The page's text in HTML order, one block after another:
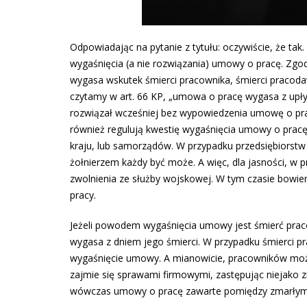
Odpowiadając na pytanie z tytułu: oczywiście, że
wygaśnięcia (a nie rozwiązania) umowy o pracę.
wygasa wskutek śmierci pracownika, śmierci
czytamy w art. 66 KP, „umowa o pracę wygasa z
rozwiązał wcześniej bez wypowiedzenia umowę o
również regulują kwestię wygaśnięcia umowy o
kraju, lub samorządów. W przypadku
żołnierzem każdy być może. A więc, dla jasności, w
zwolnienia ze służby wojskowej. W tym czasie
pracy.
Jeżeli powodem wygaśnięcia umowy jest śmierć
wygasa z dniem jego śmierci. W przypadku śmierci
wygaśnięcie umowy. A mianowicie, pracowników
zajmie się sprawami firmowymi, zastępując niejako
wówczas umowy o pracę zawarte pomiędzy